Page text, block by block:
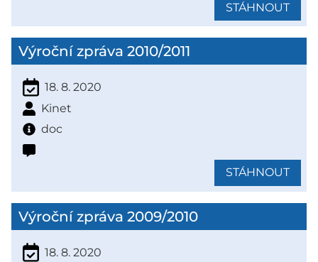
STÁHNOUT
Výroční zpráva 2010/2011
18. 8. 2020
Kinet
doc
STÁHNOUT
Výroční zpráva 2009/2010
18. 8. 2020